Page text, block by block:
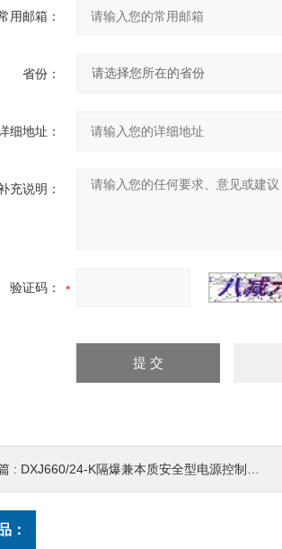
用邮箱：
省份：
细地址：
充说明：
验证码：
: DXJ660/24-K隔爆兼本质安全型电源控制箱（KXJ660/24-K）
：